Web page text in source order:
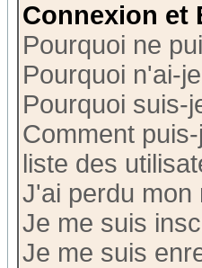
Connexion et
Pourquoi ne
Pourquoi n'ai-
Pourquoi suis-
Comment
liste des
J'ai perdu mon
Je me suis
Je me suis